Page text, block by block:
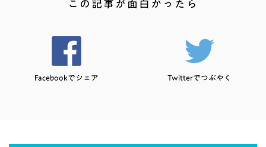
この記事が面白かったら
Facebookでシェア Twitterでつぶやく